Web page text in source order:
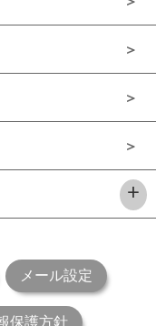
メール設定
保護方針